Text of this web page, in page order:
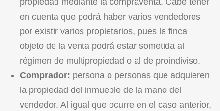
en cuenta que podrá haber varios vendedores
por existir varios propietarios, pues la finca
objeto de la venta podrá estar sometida al
régimen de multipropiedad o al de proindiviso.
Comprador: persona o personas que adquieren
la propiedad del inmueble de la mano del
vendedor. Al igual que ocurre en el caso anterior,